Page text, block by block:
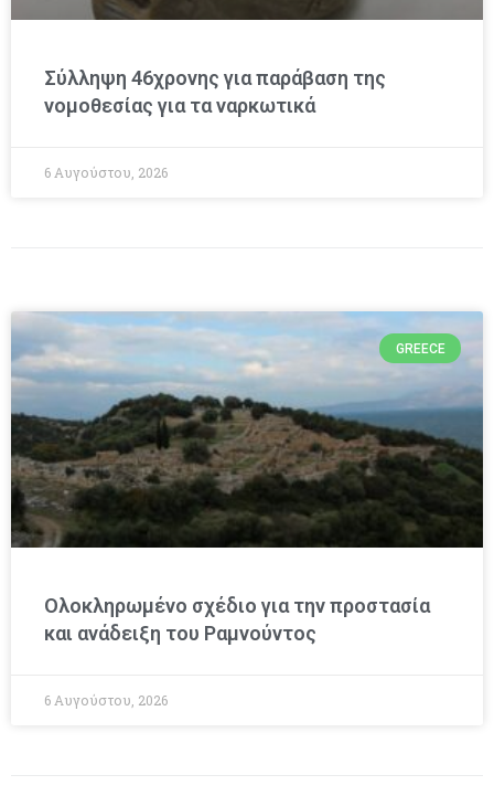
Σύλληψη 46χρονης για παράβαση της
νομοθεσίας για τα ναρκωτικά
6 Αυγούστου, 2026
GREECE
Ολοκληρωμένο σχέδιο για την προστασία
και ανάδειξη του Ραμνούντος
6 Αυγούστου, 2026